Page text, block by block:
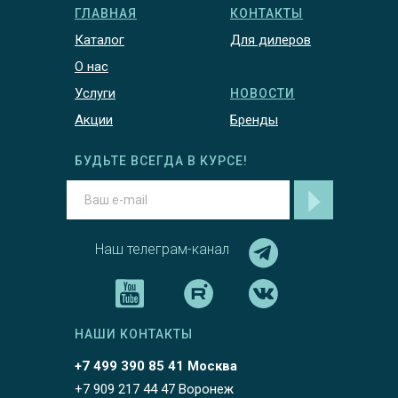
ГЛАВНАЯ
Каталог
О нас
Услуги
Акции
КОНТАКТЫ
Для дилеров
НОВОСТИ
Бренды
Наш телеграм-канал
БУДЬТЕ ВСЕГДА В КУРСЕ!
+7 499 390 85 41 Москва
НАШИ КОНТАКТЫ
+7 909 217 44 47 Воронеж